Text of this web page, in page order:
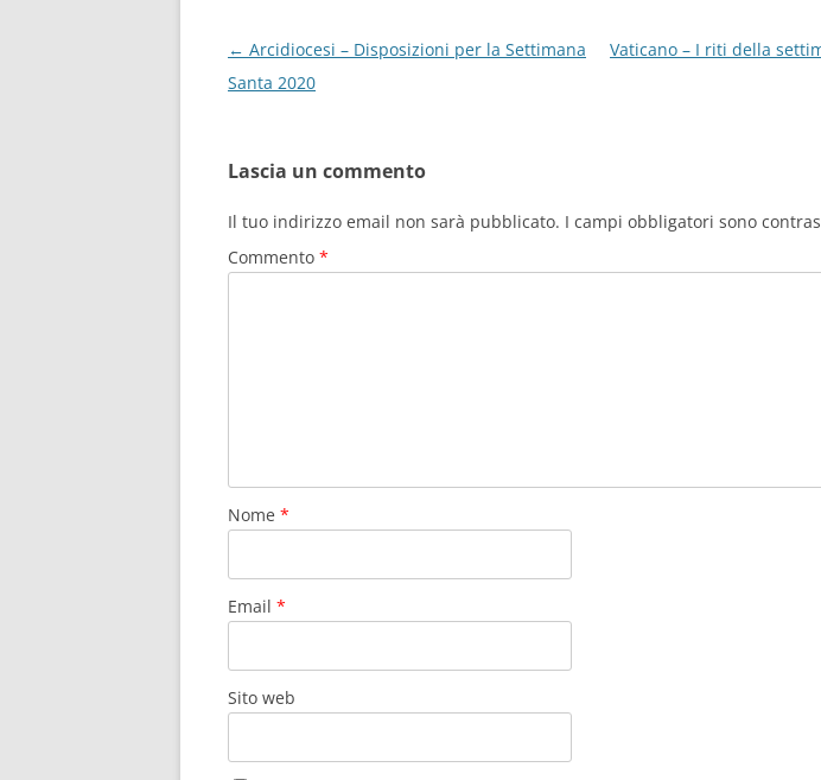
Navigazione
articolo
← Arcidiocesi – Disposizioni per la Settimana
Santa 2020
Vaticano – I riti della
Lascia un commento
Il tuo indirizzo email non sarà pubblicato. I campi obbligatori sono
Commento *
Nome *
Email *
Sito web